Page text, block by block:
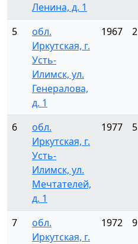
Ленина, д. 1
5
обл.
Иркутская, г.
Усть-
Илимск, ул.
Генералова,
д. 1
1967 2
6
обл.
Иркутская, г.
Усть-
Илимск, ул.
Мечтателей,
д. 1
1977 5
7
обл.
Иркутская, г.
1972 9